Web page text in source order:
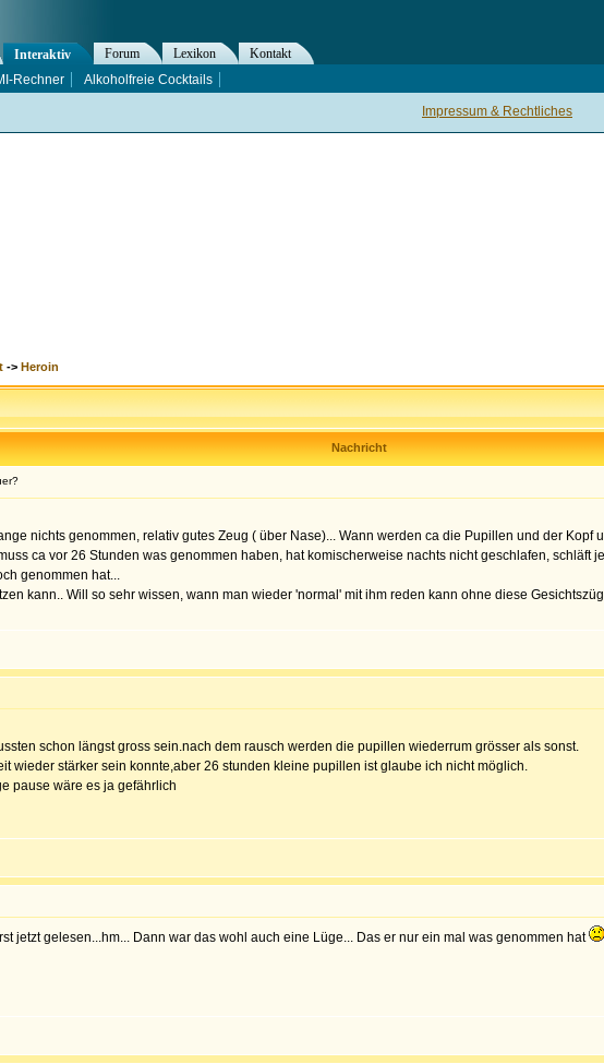
-> Heroin
Nachricht
nichts genommen, relativ gutes Zeug ( über Nase)... Wann werden ca die Pupillen und der Kopf
ca vor 26 Stunden was genommen haben, hat komischerweise nachts nicht geschlafen, schläft
genommen hat...
kann.. Will so sehr wissen, wann man wieder 'normal' mit ihm reden kann ohne diese
schon längst gross sein.nach dem rausch werden die pupillen wiederrum grösser als sonst.
wieder stärker sein konnte,aber 26 stunden kleine pupillen ist glaube ich nicht möglich.
pause wäre es ja gefährlich
jetzt gelesen...hm... Dann war das wohl auch eine Lüge... Das er nur ein mal was genommen hat
Impressum & Rechtliches
Interaktiv Forum Lexikon
Kontakt
Rechner Alkoholfreie Cocktails